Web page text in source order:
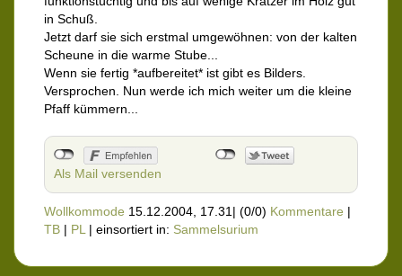
in Schuß.
Jetzt darf sie sich erstmal umgewöhnen: von der kalten
Scheune in die warme Stube...
Wenn sie fertig *aufbereitet* ist gibt es Bilders.
Versprochen. Nun werde ich mich weiter um die kleine
Pfaff kümmern...
Als Mail versenden
Wollkommode 15.12.2004, 17.31 | (0/0) Kommentare |
TB | PL | einsortiert in: Sammelsurium